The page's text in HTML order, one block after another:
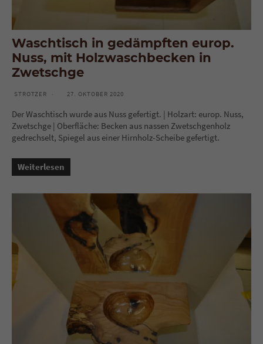
Waschtisch in gedämpften europ.
Nuss, mit Holzwaschbecken in
Zwetschge
STROTZER 27. OKTOBER 2020
Der Waschtisch wurde aus Nuss gefertigt. | Holzart: europ. Nuss,
Zwetschge | Oberfläche: Becken aus nassen Zwetschgenholz
gedrechselt, Spiegel aus einer Hirnholz-Scheibe gefertigt.
Weiterlesen